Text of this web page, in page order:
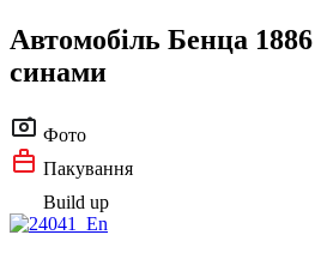
Автомобіль Бенца
синами
Фото
Пакування
Build up